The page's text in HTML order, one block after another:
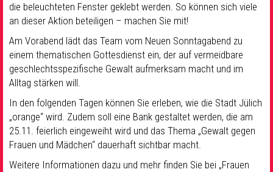
die beleuchteten Fenster geklebt werden. So können sich viele
an dieser Aktion beteiligen – machen Sie mit!
Am Vorabend lädt das Team vom Neuen Sonntagabend zu
einem thematischen Gottesdienst ein, der auf vermeidbare
geschlechtsspezifische Gewalt aufmerksam macht und im
Alltag stärken will.
In den folgenden Tagen können Sie erleben, wie die Stadt Jülich
„orange“ wird. Zudem soll eine Bank gestaltet werden, die am
25.11. feierlich eingeweiht wird und das Thema „Gewalt gegen
Frauen und Mädchen“ dauerhaft sichtbar macht.
Weitere Informationen dazu und mehr finden Sie bei „Frauen